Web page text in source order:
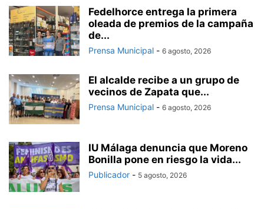
Fedelhorce entrega la primera
oleada de premios de la campaña
de...
Prensa Municipal - 6 agosto, 2026
El alcalde recibe a un grupo de
vecinos de Zapata que...
Prensa Municipal - 6 agosto, 2026
IU Málaga denuncia que Moreno
Bonilla pone en riesgo la vida...
Publicador - 5 agosto, 2026